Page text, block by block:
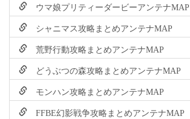
ウマ娘プリティーダービーアンテナMAP
シャニマス攻略まとめアンテナMAP
荒野行動攻略まとめアンテナMAP
どうぶつの森攻略まとめアンテナMAP
モンハン攻略まとめアンテナMAP
FFBE幻影戦争攻略まとめアンテナMAP